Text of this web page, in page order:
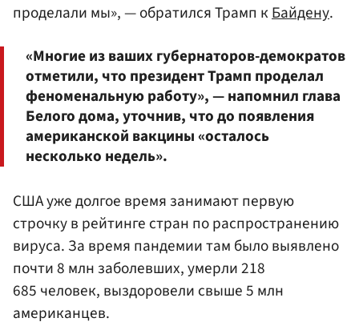
проделали мы», — обратился Трамп кБайдену.
«Многие из ваших губернаторов-демократов
отметили, что президент Трамп проделал
феноменальную работу», — напомнил глава
Белого дома, уточнив, что до появления
американской вакцины «осталось
несколько недель».
США уже долгое время занимают первую
строчку в рейтинге стран по распространению
вируса. За время пандемии там было выявлено
почти 8 млн заболевших, умерли 218
685 человек, выздоровели свыше 5 млн
американцев.